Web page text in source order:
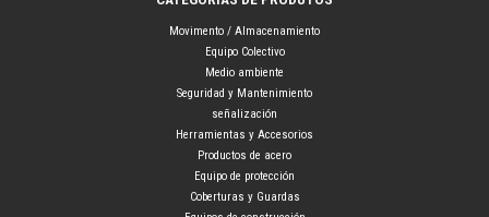
Movimento / Almacenamiento
Equipo Colectivo
Medio ambiente
Seguridad y Mantenimiento
señalización
Herramientas y Accesorios
Productos de acero
Equipo de protección
Coberturas y Guardas